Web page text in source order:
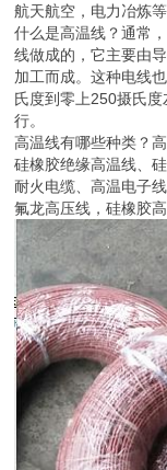
航天航空，电力冶炼等
什么是高温线？通常
线做成的，它主要由
加工而成。这种电线
氏度到零上250摄氏
行。
高温线有哪些种类？
硅橡胶绝缘高温线、
耐火电缆、高温电子
氟龙高压线，硅橡胶